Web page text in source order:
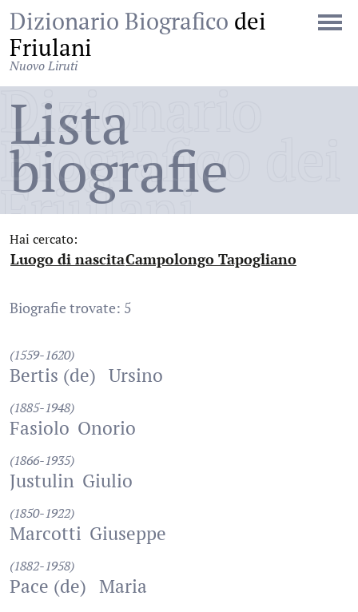
Dizionario Biografico dei
Friulani
Nuovo Liruti
Dizionario
Biografico dei
Friulani
Lista
biografie
Hai cercato:
Luogo di nascita
:Campolongo Tapogliano
Biografie trovate: 5
(1559-1620)
Bertis (de) Ursino
(1885-1948)
Fasiolo Onorio
(1866-1935)
Justulin Giulio
(1850-1922)
Marcotti Giuseppe
(1882-1958)
Pace (de) Maria